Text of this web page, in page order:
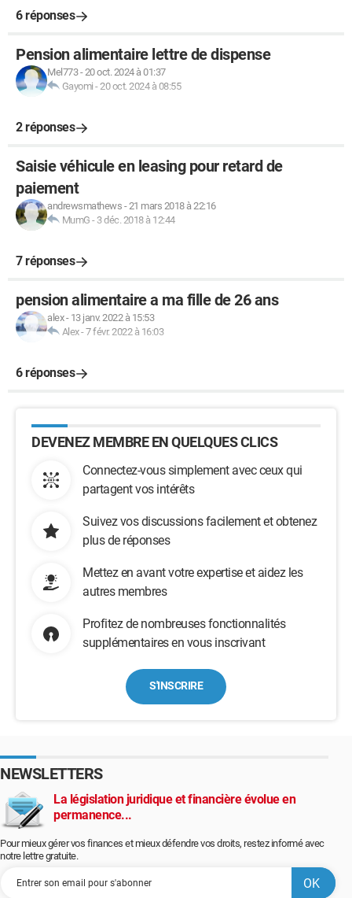
6 réponses
Pension alimentaire lettre de dispense
Mel773-20 oct. 2024 à 01:37
Gayomi -20 oct. 2024 à 08:55
2 réponses
Saisie véhicule en leasing pour retard de
paiement
andrewsmathews -21 mars 2018 à 22:16
MumG - 3 déc. 2018 à 12:44
7 réponses
pension alimentaire a ma fille de 26 ans
alex- 13 janv. 2022 à 15:53
Alex-7 févr. 2022 à 16:03
6 réponses
DEVENEZ MEMBRE EN QUELQUES CLICS
Connectez-vous simplement avec ceux qui
partagent vos intérêts
Suivez vos discussions facilement et obtenez
plus de réponses
Mettez en avant votre expertise et aidez les
autres membres
Profitez de nombreuses fonctionnalités
supplémentaires en vous inscrivant
S'INSCRIRE
NEWSLETTERS
La législation juridique et financière évolue en
permanence...
Pour mieux gérer vos finances et mieux défendre vos droits, restez informé avec
notre lettre gratuite.